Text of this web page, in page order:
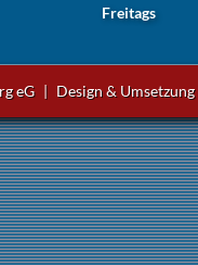
Freitags
eG | Design & Umsetzung